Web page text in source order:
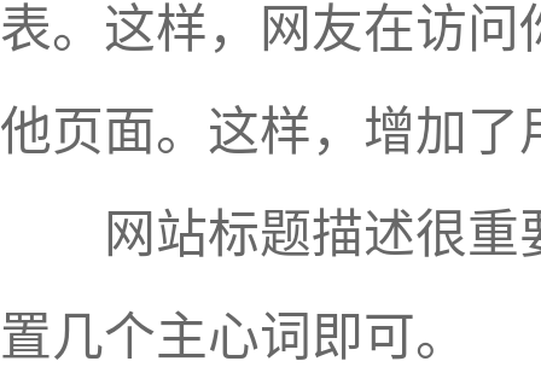
表。这样，网友在访
他页面。这样，增加了
网站标题描述很重
置几个主心词即可。